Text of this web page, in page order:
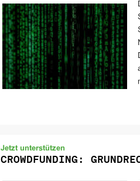
Jetzt unterstützen
CROWDFUNDING: